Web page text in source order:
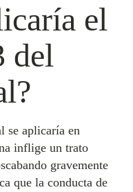
el
del
se aplicaría en
inflige un trato
gravemente
que la conducta de